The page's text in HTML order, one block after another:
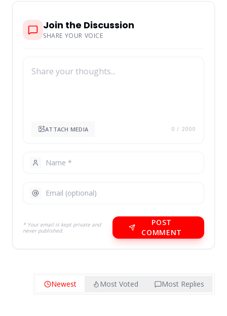
Join the Discussion
SHARE YOUR VOICE
ATTACH MEDIA 0 / 2000
* Your email is kept private and
never published.
POST
COMMENT
Newest Most Voted Most Replies